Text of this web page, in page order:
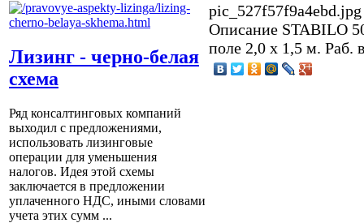
Лизинг - черно-белая
схема
Ряд консалтинговых компаний
выходил с предложениями,
использовать лизинговые
операции для уменьшения
налогов. Идея этой схемы
заключается в предложении
уплаченного НДС, иными словами
учета этих сумм ...
pic_527f57f9a4ebd.jpg
Описание STABILO
поле 2,0 х 1,5 м. Раб.